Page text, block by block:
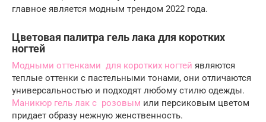
главное является модным трендом 2022 года.
Цветовая палитра гель лака для коротких
ногтей
Модными оттенками для коротких ногтей являются
теплые оттенки с пастельными тонами, они отличаются
универсальностью и подходят любому стилю одежды.
Маникюр гель лак с розовым или персиковым цветом
придает образу нежную женственность.